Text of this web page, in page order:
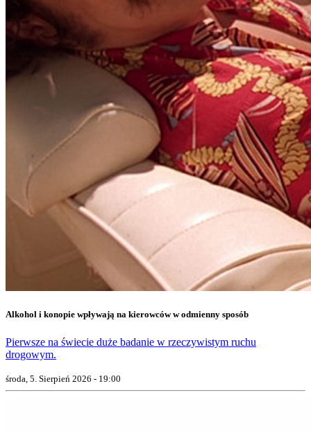
Alkohol i konopie wpływają na kierowców w odmienny sposób
Pierwsze na świecie duże badanie w rzeczywistym ruchu
drogowym.
środa, 5. Sierpień 2026 - 19:00